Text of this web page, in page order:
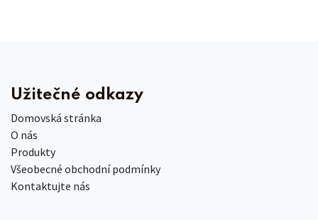
Užitečné odkazy
Domovská stránka
O nás
Produkty
Všeobecné obchodní podmínky
Kontaktujte nás